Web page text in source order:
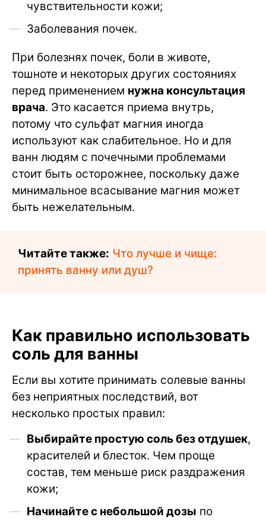
чувствительности кожи;
Заболевания почек.
При болезнях почек, боли в животе,
тошноте и некоторых других состояниях
перед применением нужна консультация
врача. Это касается приема внутрь,
потому что сульфат магния иногда
используют как слабительное. Но и для
ванн людям с почечными проблемами
стоит быть осторожнее, поскольку даже
минимальное всасывание магния может
быть нежелательным.
Читайте также: Что лучше и чище:
принять ванну или душ?
Как правильно использовать
соль для ванны
Если вы хотите принимать солевые ванны
без неприятных последствий, вот
несколько простых правил:
Выбирайте простую соль без отдушек,
красителей и блесток. Чем проще
состав, тем меньше риск раздражения
кожи;
Начинайте с небольшой дозы по